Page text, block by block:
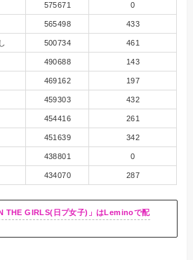
575671 0
565498 433
500734 461
490688 143
469162 197
459303 432
454416 261
451639 342
438801 0
434070 287
THE GIRLS(日プ女子)」はLeminoで配